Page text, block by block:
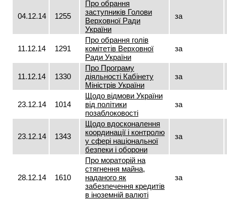
04.12.14 1255
Про обрання
заступників Голови
Верховної Ради
України
за
11.12.14 1291
Про обрання голів
комітетів Верховної
Ради України
за
11.12.14 1330
Про Програму
діяльності Кабінету
Міністрів України
за
23.12.14 1014
Щодо відмови України
від політики
позаблоковості
за
23.12.14 1343
Щодо вдосконалення
координації і контролю
у сфері національної
безпеки і оборони
за
28.12.14 1610
Про мораторій на
стягнення майна,
наданого як
забезпечення кредитів
в іноземній валюті
за